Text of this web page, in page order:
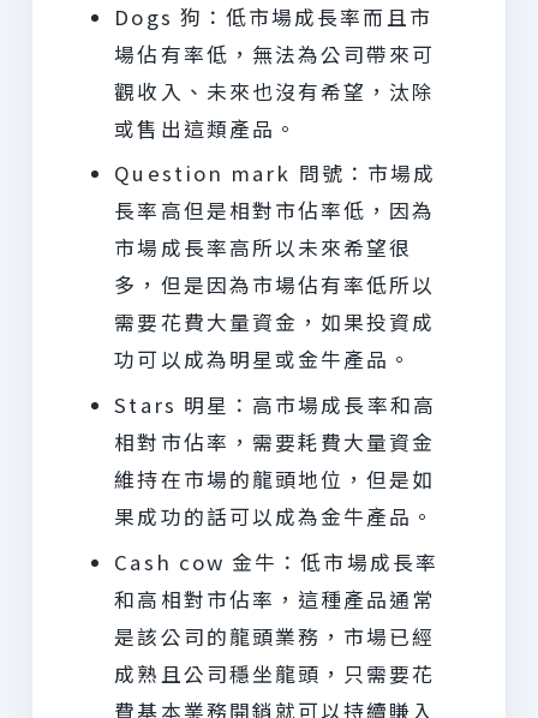
Dogs 狗：低市場成長率而且市
場佔有率低，無法為公司帶來可
觀收入、未來也沒有希望，汰除
或售出這類產品。
Question mark 問號：市場成
長率高但是相對市佔率低，因為
市場成長率高所以未來希望很
多，但是因為市場佔有率低所以
需要花費大量資金，如果投資成
功可以成為明星或金牛產品。
Stars 明星：高市場成長率和高
相對市佔率，需要耗費大量資金
維持在市場的龍頭地位，但是如
果成功的話可以成為金牛產品。
Cash cow 金牛：低市場成長率
和高相對市佔率，這種產品通常
是該公司的龍頭業務，市場已經
成熟且公司穩坐龍頭，只需要花
費基本業務開銷就可以持續賺入